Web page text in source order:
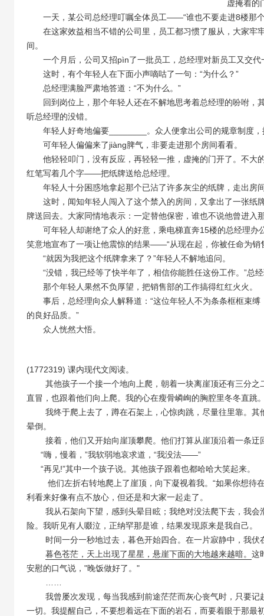
虚掩着的
一天，某公司总经理叮嘱全体员工——“谁也不要走进8楼那个
在这家效益相当不错的公司里，员工都习惯了服从，大家牢
间。
一个月后，公司又招pìn了一批员工，总经理对新员工又交代
这时，有个年轻人在下面小声嘀咕了一句：“为什么？”
总经理满脸严肃地答道：“不为什么。”
回到岗位上，那个年轻人还在不解地思考着总经理的吩咐，
听总经理的没错。
年轻人好奇地偏要________。众人便拿出公司的规章制度，
可年轻人偏偏来了jiàng脾气，非要走进那个房间看看。
他轻轻叩门，没有反应，再轻轻一推，虚掩的门开了。不大
红笔写着几个字——把纸牌送给总经理。
年轻人十分困惑地拿起那个已沾了许多灰尘的纸牌，走出房
这时，闻知年轻人闯入了这个禁入的房间，又拿出了一张纸
牌送回去。大家同情地表示：一定替他保密，谁也不说他曾进入
可年轻人却谢绝了众人的好意，乘电梯直奔15楼的总经理办
笑意地宣布了一项让他震惊的结果——“从现在起，你被任命为销
“就因为我把这个纸牌拿来了？”年轻人不解地追问。
“没错，我已经等了快半年了，相信你能胜任这份工作。”总
那个年轻人果然不负厚望，把销售部的工作搞得红红火火。
事后，总经理向众人解释道：“这位年轻人不为条条框框束缚
的良好品质。”
众人恍然大悟。
(1772319) 课内现代文阅读。
其他孩子一个接一个地向上爬，朝着一块离崖顶还有三分之
直冒，也跟着他们向上爬。我的心在瘦骨嶙峋的胸腔里冬冬直跳
我终于爬上去了，蹲在石架上，心惊肉跳，尽量往里靠。其
晕倒。
接着，他们又开始向崖顶攀爬。他们打算从崖顶沿着一条迂
“嗨，慢着，”我软弱地哀求道，“我没法——”
“再见!”其中一个孩子说。其他孩子跟着也都哈哈大笑起来。
他们左折右转地爬上了崖顶，向下凝视着我。“如果你想待在
利看来好像有点不放心，但还是和大家一起走了。
我从石架向下望，感到头晕目眩；我绝对没法爬下去，我会
险。我听见有人啜泣，正纳罕那是谁，结果发现原来是我自己。
时间一分一秒地过去，暮色开始四合。在一片寂静中，我伏
暮色苍茫，天上出现了星星，悬崖下面的大地越来越暗。 这
安慰的口气说，"晚饭做好了。"
我曾屡次发现，每当我感到前途茫茫而灰心丧气时，只要记
一切。我提醒自己，不要想着远在下面的岩石，而要着眼于那最